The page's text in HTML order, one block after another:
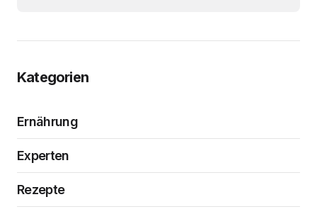
Kategorien
Ernährung
Experten
Rezepte